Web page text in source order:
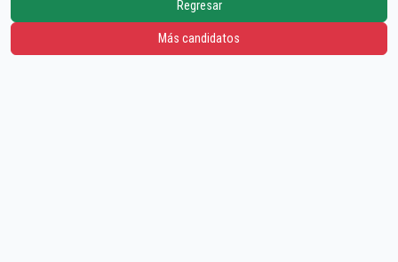
Regresar
Más candidatos